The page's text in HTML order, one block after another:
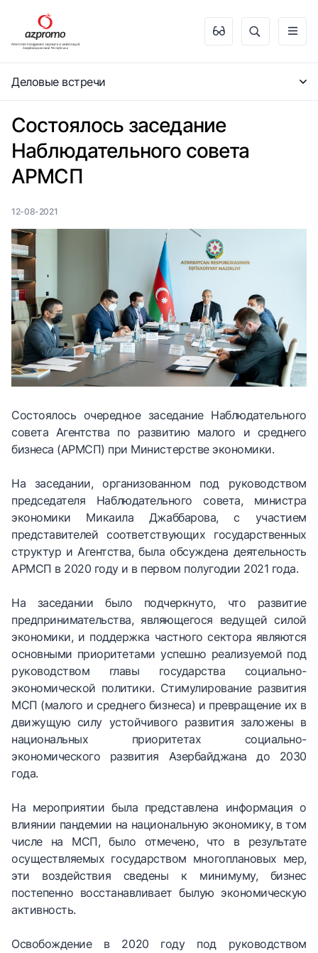
Деловые встречи
Состоялось заседание
Наблюдательного совета
АРМСП
12-08-2021
Состоялось очередное заседание Наблюдательного
совета Агентства по развитию малого и среднего
бизнеса (АРМСП) при Министерстве экономики.
На заседании, организованном под руководством
председателя Наблюдательного совета, министра
экономики Микаила Джаббарова, с участием
представителей соответствующих государственных
структур и Агентства, была обсуждена деятельность
АРМСП в 2020 году и в первом полугодии 2021 года.
На заседании было подчеркнуто, что развитие
предпринимательства, являющегося ведущей силой
экономики, и поддержка частного сектора являются
основными приоритетами успешно реализуемой под
руководством главы государства социально-
экономической политики. Стимулирование развития
МСП (малого и среднего бизнеса) и превращение их в
движущую силу устойчивого развития заложены в
национальных приоритетах социально-
экономического развития Азербайджана до 2030
года.
На мероприятии была представлена информация о
влиянии пандемии на национальную экономику, в том
числе на МСП, было отмечено, что в результате
осуществляемых государством многоплановых мер,
эти воздействия сведены к минимуму, бизнес
постепенно восстанавливает былую экономическую
активность.
Освобождение в 2020 году под руководством